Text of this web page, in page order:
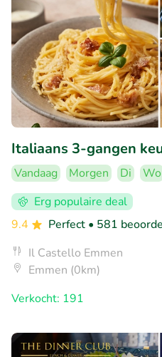
Italiaans 3-gangen
Vandaag Morgen Di Wo
Erg populaire deal
9.4
Perfect • 581
Il Castello Emmen
Emmen (0km)
Verkocht: 191